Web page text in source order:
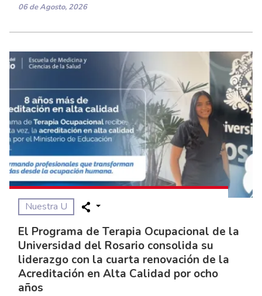
06 de Agosto, 2026
Nuestra U
El Programa de Terapia Ocupacional de la
Universidad del Rosario consolida su
liderazgo con la cuarta renovación de la
Acreditación en Alta Calidad por ocho
años